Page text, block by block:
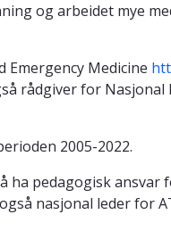
og arbeidet mye
Medicine
rådgiver for
2005-2022.
pedagogisk ansvar
nasjonal leder for